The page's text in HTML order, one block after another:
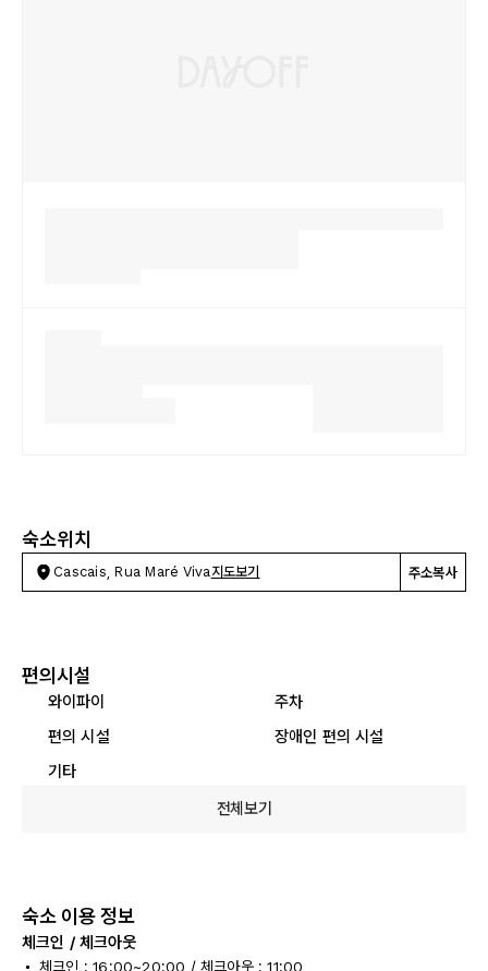
숙소위치
Cascais, Rua Maré Viva지도보기 주소복사
편의시설
와이파이
주차
편의 시설
장애인 편의 시설
기타
전체보기
숙소 이용 정보
체크인 / 체크아웃
체크인 : 16:00~20:00 / 체크아웃 : 11:00